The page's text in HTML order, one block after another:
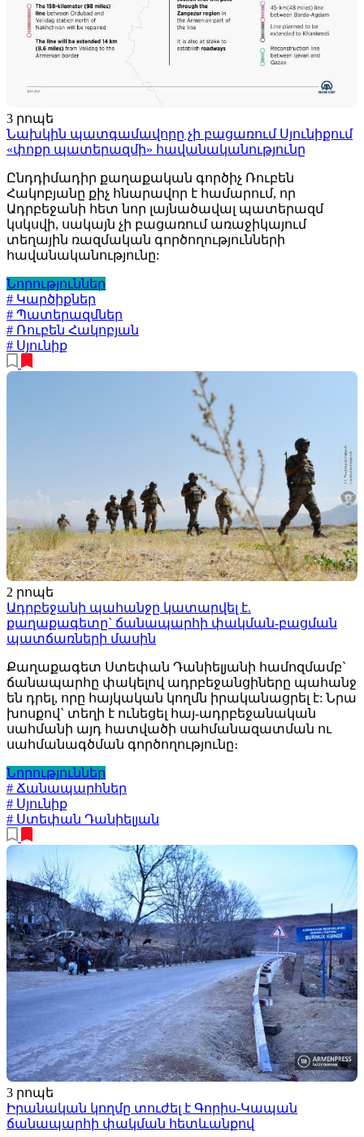
3 րոպե
Նախկին պատգամավորը չի բացառում Սյունիքում
«փոքր պատերազմի» հավանականությունը
Ընդդիմադիր քաղաքական գործիչ Ռուբեն
Հակոբյանը քիչ հնարավոր է համարում, որ
Ադրբեջանի հետ նոր լայնածավալ պատերազմ
կսկսվի, սակայն չի բացառում առաջիկայում
տեղային ռազմական գործողությունների
հավանականությունը:
Նորություններ
# Կարծիքներ
# Պատերազմներ
# Ռուբեն Հակոբյան
# Սյունիք
2 րոպե
Ադրբեջանի պահանջը կատարվել է.
քաղաքագետը` ճանապարհի փակման-բացման
պատճառների մասին
Քաղաքագետ Ստեփան Դանիելյանի համոզմամբ`
ճանապարհը փակելով ադրբեջանցիները պահանջ
են դրել, որը հայկական կողմն իրականացրել է: Նրա
խոսքով` տեղի է ունեցել հայ-ադրբեջանական
սահմանի այդ հատվածի սահմանազատման ու
սահմանագծման գործողությունը։
Նորություններ
# Ճանապարհներ
# Սյունիք
# Ստեփան Դանիելյան
3 րոպե
Իրանական կողմը տուժել է Գորիս-Կապան
ճանապարհի փակման հետևանքով